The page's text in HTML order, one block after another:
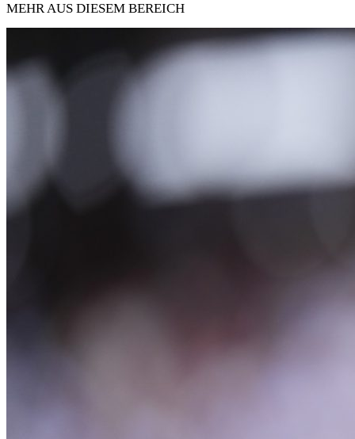
MEHR AUS DIESEM BEREICH